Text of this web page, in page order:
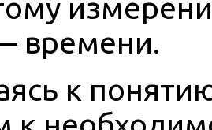
времени.
к